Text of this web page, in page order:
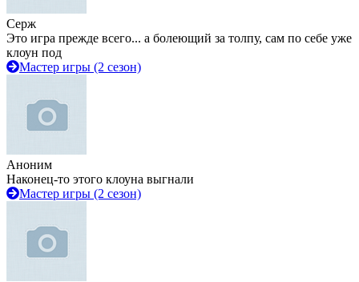
Серж
Это игра прежде всего... а болеющий за толпу, сам по себе уже
клоун под
Мастер игры (2 сезон)
Аноним
Наконец-то этого клоуна выгнали
Мастер игры (2 сезон)